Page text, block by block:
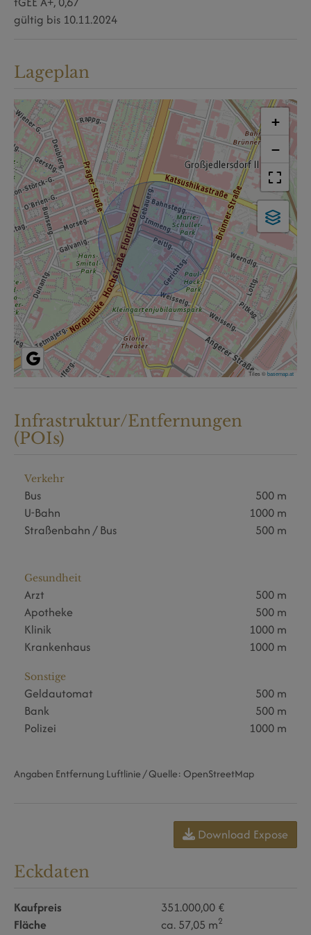
gültig bis 10.11.2024
Lageplan
+
−
Tiles ©basemap.at
Infrastruktur/Entfernungen
(POIs)
Verkehr
Bus
500 m
U-Bahn
1000 m
Straßenbahn / Bus
500 m
Gesundheit
Arzt
500 m
Apotheke
500 m
Klinik
1000 m
Krankenhaus
1000 m
Sonstige
Geldautomat
500 m
Bank
500 m
Polizei
1000 m
Angaben Entfernung Luftlinie / Quelle: OpenStreetMap
Download Expose
Eckdaten
Kaufpreis
351.000,00 €
Fläche
ca. 57,05 m2